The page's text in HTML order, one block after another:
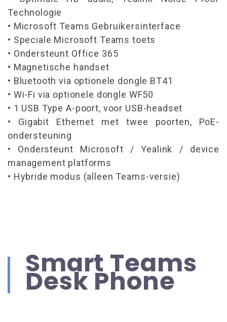
Technologie
• Microsoft Teams Gebruikersinterface
• Speciale Microsoft Teams toets
• Ondersteunt Office 365
• Magnetische handset
• Bluetooth via optionele dongle BT41
• Wi-Fi via optionele dongle WF50
• 1 USB Type A-poort, voor USB-headset
• Gigabit Ethernet met twee poorten, PoE-
ondersteuning
• Ondersteunt Microsoft / Yealink / device
management platforms
• Hybride modus (alleen Teams-versie)
Smart Teams
Desk Phone